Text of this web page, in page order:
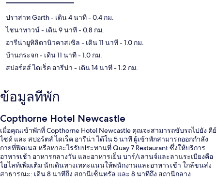
ปราสาท Garth- เดิน 4 นาที- 0.4 กม.
ไชนาทาวน์- เดิน 9 นาที- 0.8 กม.
อารีน่ายูทิลิตานิวคาสเซิล - เดิน 11 นาที- 1.0 กม.
บ้านกระจก- เดิน 11 นาที- 1.0 กม.
สปอร์ตส์ ไดเร็ค อารีน่า - เดิน 14 นาที- 1.2 กม.
ข้อมูลที่พัก
Copthorne Hotel Newcastle
เมื่อคุณเข้าพักที่ Copthorne Hotel Newcastle คุณจะสามารถขับรถไปยัง คีย์
ไซด์ และ สปอร์ตส์ ไดเร็ค อารีน่า ได้ใน 5 นาที ผู้เข้าพักสามารถออกกำลัง
กายที่ฟิตเนส หรือหาอะไรรับประทานที่ Quay 7 Restaurant ซึ่งให้บริการ
อาหารเช้า อาหารกลางวัน และอาหารเย็น บาร์/เลานจ์และลานระเบียงคือ
ไฮไลท์เพิ่มเติม นักเดินทางเทคะแนนให้พนักงานและอาหารเช้า ใกล้ขนส่ง
สาธารณะ: เดิน 8 นาทีถึง สถานีเซ็นทรัล และ 8 นาทีถึง สถานีกลาง